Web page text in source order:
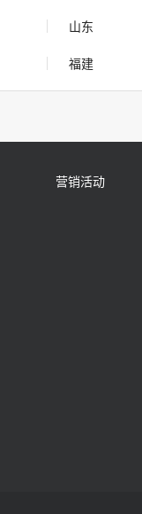
山东
福建
营销活动